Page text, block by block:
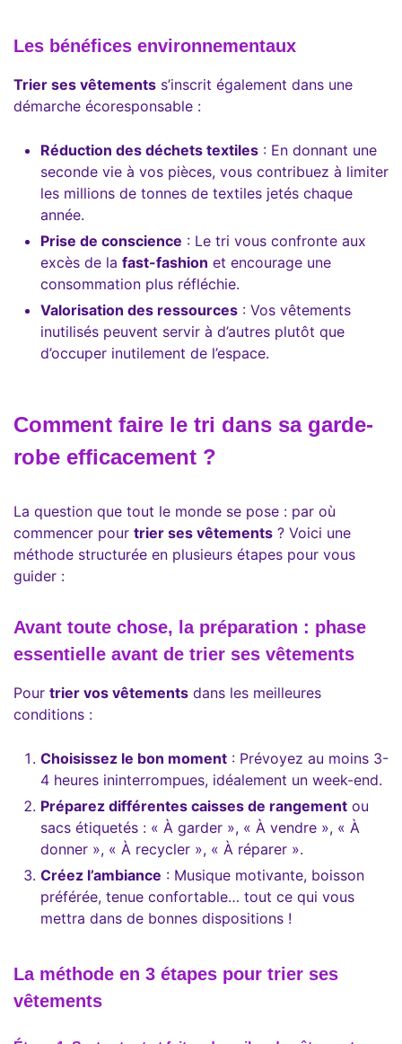
Les bénéfices environnementaux
Trier ses vêtements s’inscrit également dans une
démarche écoresponsable :
Réduction des déchets textiles : En donnant une
seconde vie à vos pièces, vous contribuez à limiter
les millions de tonnes de textiles jetés chaque
année.
Prise de conscience : Le tri vous confronte aux
excès de la fast-fashion et encourage une
consommation plus réfléchie.
Valorisation des ressources : Vos vêtements
inutilisés peuvent servir à d’autres plutôt que
d’occuper inutilement de l’espace.
Comment faire le tri dans sa garde-
robe efficacement ?
La question que tout le monde se pose : par où
commencer pour trier ses vêtements ? Voici une
méthode structurée en plusieurs étapes pour vous
guider :
Avant toute chose, la préparation : phase
essentielle avant de trier ses vêtements
Pour trier vos vêtements dans les meilleures
conditions :
Choisissez le bon moment : Prévoyez au moins 3-
4 heures ininterrompues, idéalement un week-end.
Préparez différentes caisses de rangement ou
sacs étiquetés : « À garder », « À vendre », « À
donner », « À recycler », « À réparer ».
Créez l’ambiance : Musique motivante, boisson
préférée, tenue confortable… tout ce qui vous
mettra dans de bonnes dispositions !
La méthode en 3 étapes pour trier ses
vêtements